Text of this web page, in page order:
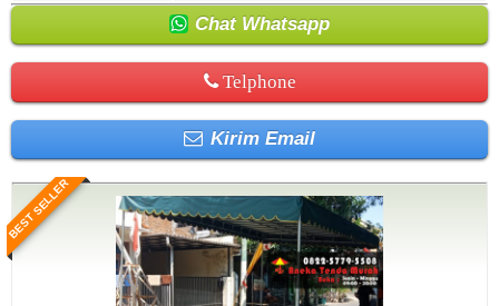
Chat Whatsapp
Telphone
Kirim Email
BEST SELLER